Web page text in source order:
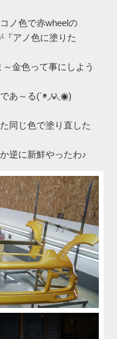
ノ色で赤wheelの
アノ色に塗りた
金色って事にしよう
あ～る(´◉◞౪◟◉)
同じ色で塗り直した
逆に新鮮やったわ♪